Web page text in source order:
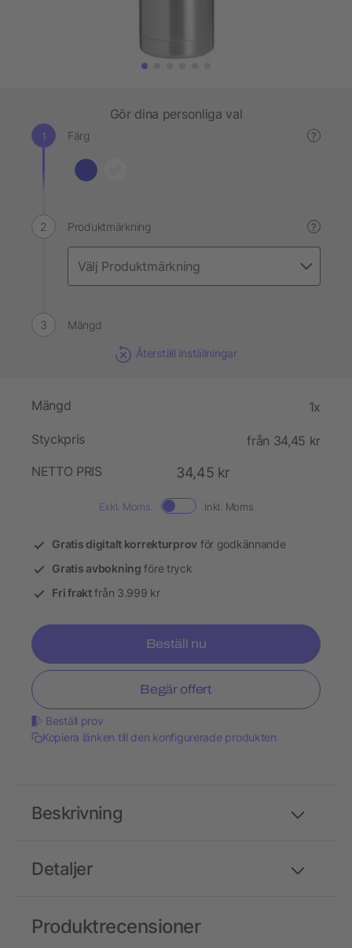
Gör dina personliga val
Färg ?
Produktmärkning ?
Mängd
Återställ inställningar
Mängd 1x
Styckpris
från 34,45 kr
NETTO PRIS
34,45 kr
Exkl. Moms. Inkl. Moms
Gratis digitalt korrekturprov för godkännande
Gratis avbokning före tryck
Fri fraktfrån 3.999 kr
Beställ nu
Begär offert
Beställ prov
Kopiera länken till den konfigurerade produkten
Detaljer
Beskrivning
Produktrecensioner